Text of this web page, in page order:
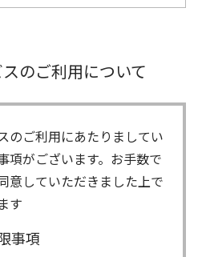
のご利用について
のご利用にあたりましてい
項がございます。お手数で
意していただきました上で
す
事項